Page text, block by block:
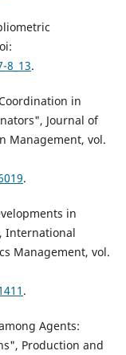
8_13.
in
Journal of
Management, vol.
.
in
International
Management, vol.
.
Agents:
Production and